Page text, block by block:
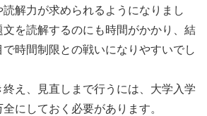
解力が求められるようになりまし
を読解するのにも時間がかかり、結
時間制限との戦いになりやすいでし
え、見直しまで行うには、大学入学
にしておく必要があります。